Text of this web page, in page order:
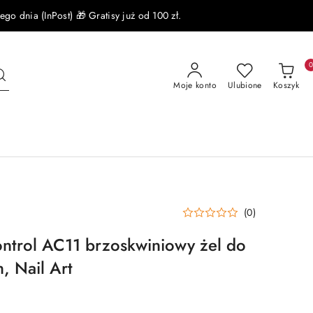
dnia (InPost) 🎁 Gratisy już od 100 zł.
Moje konto Ulubione Koszyk
0
(0)
AC11 brzoskwiniowy żel do
Nail Art